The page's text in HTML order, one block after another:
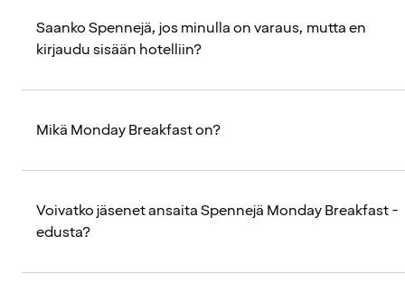
Saanko Spennejä, jos minulla on varaus, mutta en
kirjaudu sisään hotelliin?
Mikä Monday Breakfast on?
Voivatko jäsenet ansaita Spennejä Monday Breakfast -
edusta?